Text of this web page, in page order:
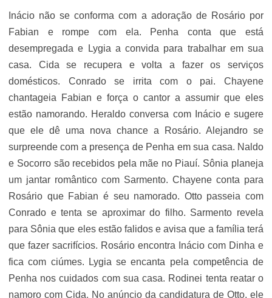
Inácio não se conforma com a adoração de Rosário por
Fabian e rompe com ela. Penha conta que está
desempregada e Lygia a convida para trabalhar em sua
casa. Cida se recupera e volta a fazer os serviços
domésticos. Conrado se irrita com o pai. Chayene
chantageia Fabian e força o cantor a assumir que eles
estão namorando. Heraldo conversa com Inácio e sugere
que ele dê uma nova chance a Rosário. Alejandro se
surpreende com a presença de Penha em sua casa. Naldo
e Socorro são recebidos pela mãe no Piauí. Sônia planeja
um jantar romântico com Sarmento. Chayene conta para
Rosário que Fabian é seu namorado. Otto passeia com
Conrado e tenta se aproximar do filho. Sarmento revela
para Sônia que eles estão falidos e avisa que a família terá
que fazer sacrifícios. Rosário encontra Inácio com Dinha e
fica com ciúmes. Lygia se encanta pela competência de
Penha nos cuidados com sua casa. Rodinei tenta reatar o
namoro com Cida. No anúncio da candidatura de Otto, ele